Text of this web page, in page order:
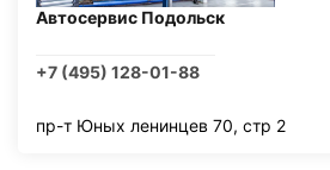
Автосервис Подольск
+7 (495) 128-01-88
пр-т Юных ленинцев 70, стр 2